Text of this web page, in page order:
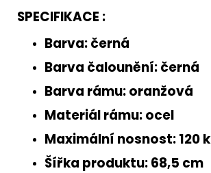
SPECIFIKACE :
Barva:černá
Barva čalounění:černá
Barva rámu:oranžová
Materiál rámu:ocel
Maximální nosnost:120
Šířka produktu:68,5 cm